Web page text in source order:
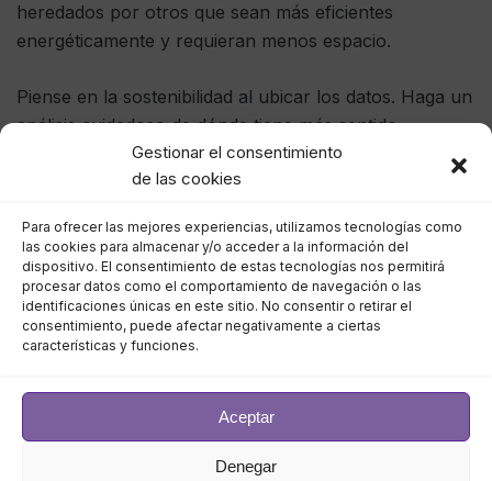
Gestionar el consentimiento
de las cookies
Para ofrecer las mejores experiencias, utilizamos tecnologías como
las cookies para almacenar y/o acceder a la información del
dispositivo. El consentimiento de estas tecnologías nos permitirá
procesar datos como el comportamiento de navegación o las
identificaciones únicas en este sitio. No consentir o retirar el
consentimiento, puede afectar negativamente a ciertas
características y funciones.
Aceptar
Denegar
heredados por otros que sean más eficientes
energéticamente y requieran menos espacio.
Piense en la sostenibilidad al ubicar los datos. Haga un
análisis cuidadoso de dónde tiene más sentido
almacenar sus datos. Por ejemplo, algunos centros de
datos en la nube son energéticamente eficientes y han
almacenar algunos datos en un entorno perimetral,
como cuando se procesan datos de IoT. Considere la
energía y el equipo necesarios para mover y enrutar
datos entre entornos y para mantener esos entornos.
Tenga en cuenta los recursos necesarios para realizar
Optimizar la utilización de recursos. Muchas
organizaciones tienen sistemas de almacenamiento